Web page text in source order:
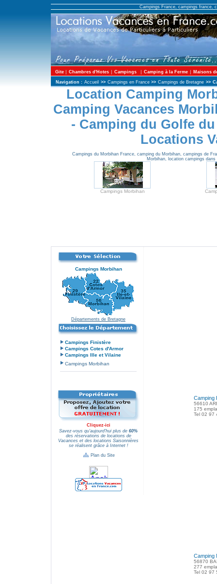
Campings France, campings france,
Gite | Chambres d'Hotes | Campings | Camping à la Ferme | Maisons
Navigation : Accueil >> Campings en France >> Campings de Bretagne >>
Location Camping
Camping Vacances
- Camping du Golfe
Locations
Campings du Morbihan France, camping du Morbihan, campings de
Morbihan, location campings
Campings Morbihan
Campings Morbihan
Départements de Bretagne
Campings Finistère
Campings Cotes d'Armor
Campings Ille et Vilaine
Campings Morbihan
Cliquez-ici
Savez-vous qu'aujourd'hui plus de 60%
des réservations de locations de
Vacances et des locations Saisonnières
se réalisent grâce à Internet !
Plan du Site
Camping
56610
175
Tel 02 97
Camping
56870
277
Tel 02 97